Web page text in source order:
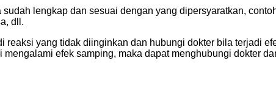
lengkap dan sesuai dengan yang dipersyaratkan,
dll.
yang tidak diinginkan dan hubungi dokter bila terjadi
efek samping, maka dapat menghubungi dokter